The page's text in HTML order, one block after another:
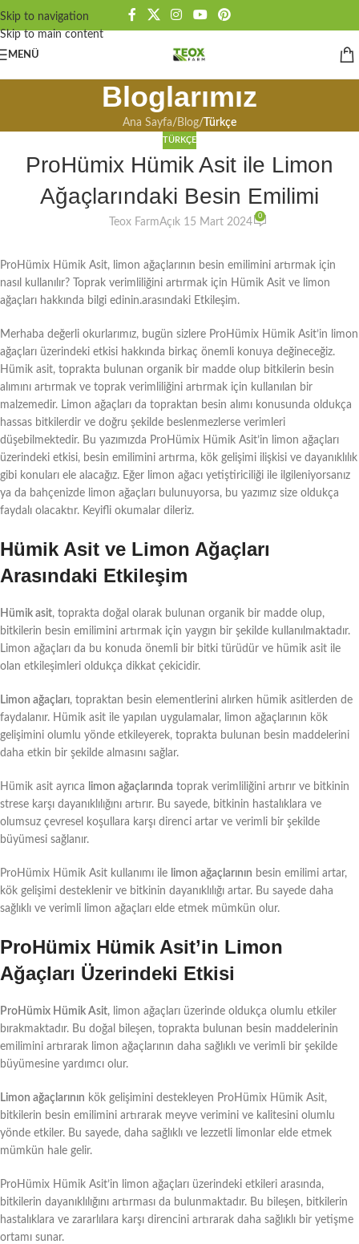
Skip to navigation
Skip to main content
MENÜ
Bloglarımız
Ana Sayfa/ Blog/ Türkçe
TÜRKÇE
ProHümix Hümik Asit ile Limon
Ağaçlarındaki Besin Emilimi
Teox FarmAçık 15 Mart 2024
0
ProHümix Hümik Asit, limon ağaçlarının besin emilimini artırmak için
nasıl kullanılır? Toprak verimliliğini artırmak için Hümik Asit ve limon
ağaçları hakkında bilgi edinin.arasındaki Etkileşim.
Merhaba değerli okurlarımız, bugün sizlere ProHümix Hümik Asit’in limon
ağaçları üzerindeki etkisi hakkında birkaç önemli konuya değineceğiz.
Hümik asit, toprakta bulunan organik bir madde olup bitkilerin besin
alımını artırmak ve toprak verimliliğini artırmak için kullanılan bir
malzemedir. Limon ağaçları da topraktan besin alımı konusunda oldukça
hassas bitkilerdir ve doğru şekilde beslenmezlerse verimleri
düşebilmektedir. Bu yazımızda ProHümix Hümik Asit’in limon ağaçları
üzerindeki etkisi, besin emilimini artırma, kök gelişimi ilişkisi ve dayanıklılık
gibi konuları ele alacağız. Eğer limon ağacı yetiştiriciliği ile ilgileniyorsanız
ya da bahçenizde limon ağaçları bulunuyorsa, bu yazımız size oldukça
faydalı olacaktır. Keyifli okumalar dileriz.
Hümik Asit ve Limon Ağaçları
Arasındaki Etkileşim
Hümik asit, toprakta doğal olarak bulunan organik bir madde olup,
bitkilerin besin emilimini artırmak için yaygın bir şekilde kullanılmaktadır.
Limon ağaçları da bu konuda önemli bir bitki türüdür ve hümik asit ile
olan etkileşimleri oldukça dikkat çekicidir.
Limon ağaçları, topraktan besin elementlerini alırken hümik asitlerden de
faydalanır. Hümik asit ile yapılan uygulamalar, limon ağaçlarının kök
gelişimini olumlu yönde etkileyerek, toprakta bulunan besin maddelerini
daha etkin bir şekilde almasını sağlar.
Hümik asit ayrıca limon ağaçlarında toprak verimliliğini artırır ve bitkinin
strese karşı dayanıklılığını artırır. Bu sayede, bitkinin hastalıklara ve
olumsuz çevresel koşullara karşı direnci artar ve verimli bir şekilde
büyümesi sağlanır.
ProHümix Hümik Asit kullanımı ile limon ağaçlarının besin emilimi artar,
kök gelişimi desteklenir ve bitkinin dayanıklılığı artar. Bu sayede daha
sağlıklı ve verimli limon ağaçları elde etmek mümkün olur.
ProHümix Hümik Asit’in Limon
Ağaçları Üzerindeki Etkisi
ProHümix Hümik Asit, limon ağaçları üzerinde oldukça olumlu etkiler
bırakmaktadır. Bu doğal bileşen, toprakta bulunan besin maddelerinin
emilimini artırarak limon ağaçlarının daha sağlıklı ve verimli bir şekilde
büyümesine yardımcı olur.
Limon ağaçlarının kök gelişimini destekleyen ProHümix Hümik Asit,
bitkilerin besin emilimini artırarak meyve verimini ve kalitesini olumlu
yönde etkiler. Bu sayede, daha sağlıklı ve lezzetli limonlar elde etmek
mümkün hale gelir.
ProHümix Hümik Asit’in limon ağaçları üzerindeki etkileri arasında,
bitkilerin dayanıklılığını artırması da bulunmaktadır. Bu bileşen, bitkilerin
hastalıklara ve zararlılara karşı direncini artırarak daha sağlıklı bir yetişme
ortamı sunar.